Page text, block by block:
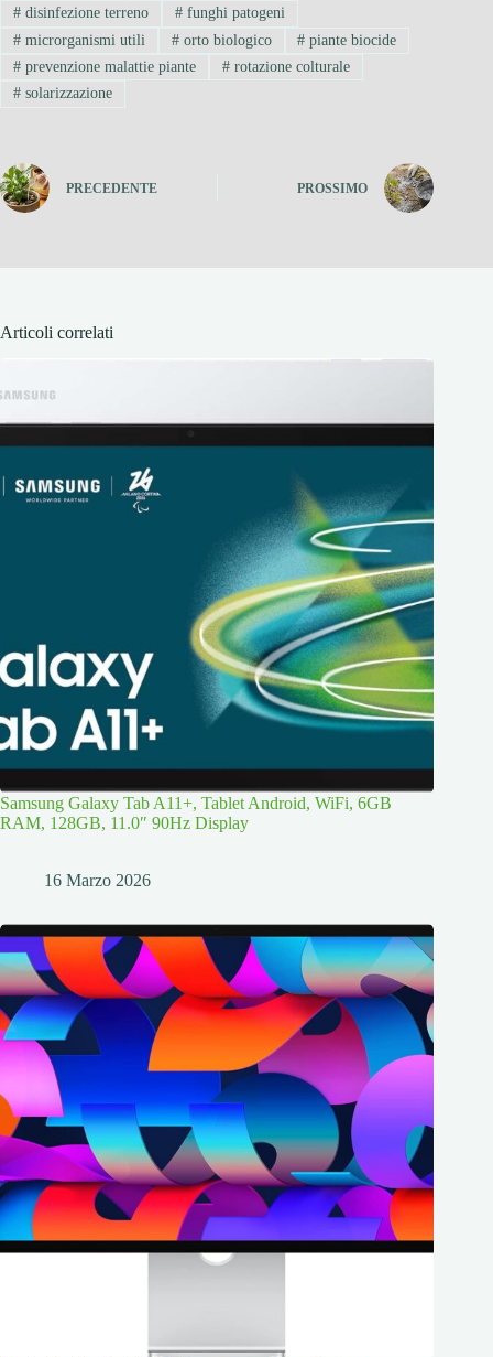
#disinfezione terreno #funghi patogeni
#microrganismi utili #orto biologico # piante biocide
#prevenzione malattie piante #rotazione colturale
#solarizzazione
PRECEDENTE PROSSIMO
Articoli correlati
Samsung Galaxy Tab A11+, Tablet Android, WiFi, 6GB
RAM, 128GB, 11.0″ 90Hz Display
16 Marzo 2026